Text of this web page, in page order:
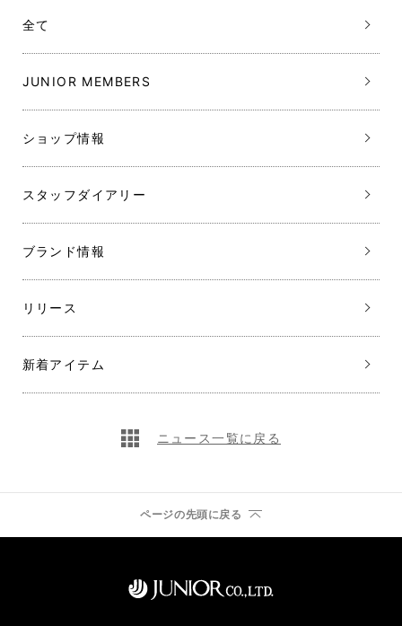
全て
JUNIOR MEMBERS
ショップ情報
スタッフダイアリー
ブランド情報
リリース
新着アイテム
ニュース一覧に戻る
ページの先頭に戻る